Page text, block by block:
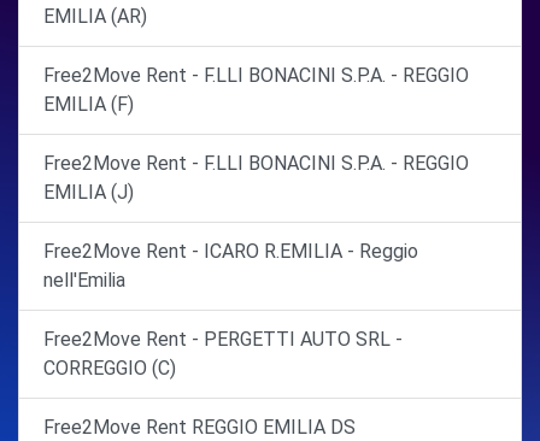
EMILIA (AR)
Free2Move Rent - F.LLI BONACINI S.P.A. - REGGIO
EMILIA (F)
Free2Move Rent - F.LLI BONACINI S.P.A. - REGGIO
EMILIA (J)
Free2Move Rent - ICARO R.EMILIA - Reggio
nell'Emilia
Free2Move Rent - PERGETTI AUTO SRL -
CORREGGIO (C)
Free2Move Rent REGGIO EMILIA DS